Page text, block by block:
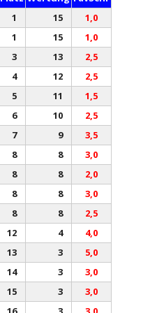
1 15
1,0
1 15
1,0
3 13
2,5
4 12
2,5
5 11
1,5
6 10
2,5
7 9
3,5
8 8
3,0
8 8
2,0
8 8
3,0
8 8
2,5
12 4
4,0
13 3
5,0
14 3
3,0
15 3
3,0